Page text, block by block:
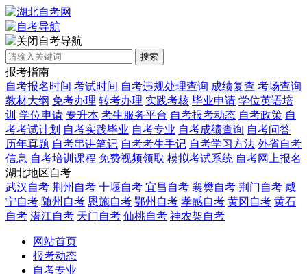
自考导航
搜索
报考指南
自考报名时间 考试时间 自考违规处理查询 成绩复查 考场查询
教材大纲 免考办理 转考办理 实践考核 毕业申请 学位英语培
训 学位申请 专升本 考生服务平台 自考报考动态 自考政策 自
考考试计划 自考实践毕业 自考专业 自考成绩查询 自考问答
历年真题 自考串讲笔记 自考考生手记 自考学习方法 外省自考
信息 自考培训课程 免费视频领取 模拟考试系统 自考网上报名
湖北地区自考
武汉自考 荆州自考 十堰自考 宜昌自考 襄樊自考 荆门自考 咸
宁自考 随州自考 恩施自考 鄂州自考 孝感自考 黄冈自考 黄石
自考 潜江自考 天门自考 仙桃自考 神农架自考
网站首页
报考动态
自考专业